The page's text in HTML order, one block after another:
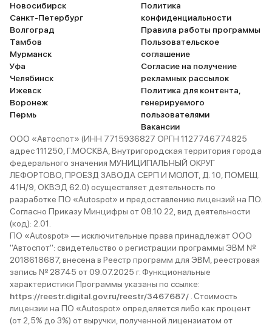
Новосибирск
Санкт-Петербург
Волгоград
Тамбов
Мурманск
Уфа
Челябинск
Ижевск
Воронеж
Пермь
Политика
конфиденциальности
Правила работы программы
Пользовательское
соглашение
Согласие на получение
рекламных рассылок
Политика для контента,
генерируемого
пользователями
Вакансии
ООО «Автоспот» (ИНН 7715936827 ОРГН 1127746774825
адрес 111250, Г.МОСКВА, Внутригородская территория города
федерального значения МУНИЦИПАЛЬНЫЙ ОКРУГ
ЛЕФОРТОВО, ПРОЕЗД ЗАВОДА СЕРП И МОЛОТ, Д. 10, ПОМЕЩ.
41Н/9, ОКВЭД 62.0) осуществляет деятельность по
разработке ПО «Autospot» и предоставлению лицензий на ПО.
Согласно Приказу Минцифры от 08.10.22, вид деятельности
(код): 2.01.
ПО «Autospot» — исключительные права принадлежат ООО
"Автоспот": свидетельство о регистрации программы ЭВМ №
2018618687, внесена в Реестр программ для ЭВМ, реестровая
запись № 28745 от 09.07.2025 г. Функциональные
характеристики Программы указаны по ссылке:
https://reestr.digital.gov.ru/reestr/3467687/ . Стоимость
лицензии на ПО «Autospot» определяется либо как процент
(от 2,5% до 3%) от выручки, полученной лицензиатом от